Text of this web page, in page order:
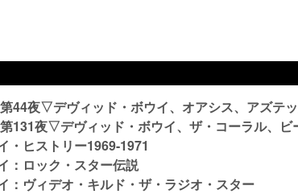
44夜▽デヴィッド・ボウイ、オアシス、アズテッ
131夜▽デヴィッド・ボウイ、ザ・コーラル、ビ
・ヒストリー1969-1971
：ロック・スター伝説
：ヴィデオ・キルド・ザ・ラジオ・スター